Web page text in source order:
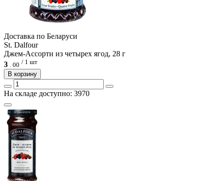
Доcтавка по Беларуси
St. Dalfour
Джем-Ассорти из четырех ягод, 28 г
3 . 00 / 1 шт
В корзину
На складе доступно: 3970